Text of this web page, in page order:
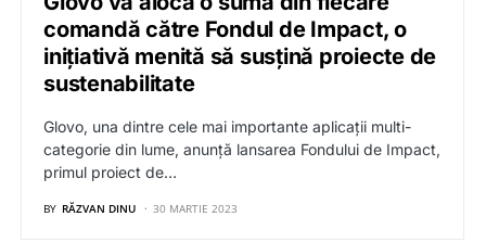
comandă către Fondul de Impact, o
inițiativă menită să susțină proiecte de
sustenabilitate
Glovo, una dintre cele mai importante aplicații multi-
categorie din lume, anunță lansarea Fondului de Impact,
primul proiect de…
BY RĂZVAN DINU 30 MARTIE 2023